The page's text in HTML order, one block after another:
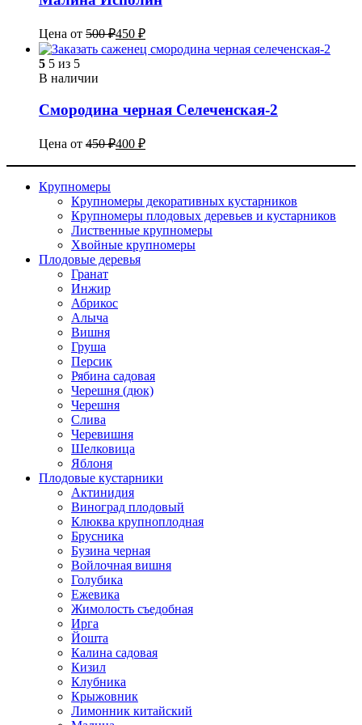
Цена от 500₽450 ₽
5 5 из 5
В наличии
Смородина черная Селеченская-2
Цена от 450₽400 ₽
Крупномеры
Крупномеры декоративных кустарников
Крупномеры плодовых деревьев и кустарников
Лиственные крупномеры
Хвойные крупномеры
Плодовые деревья
Гранат
Инжир
Абрикос
Алыча
Вишня
Груша
Персик
Рябина садовая
Черешня (дюк)
Черешня
Слива
Черевишня
Шелковица
Яблоня
Плодовые кустарники
Актинидия
Виноград плодовый
Клюква крупноплодная
Брусника
Бузина черная
Войлочная вишня
Голубика
Ежевика
Жимолость съедобная
Ирга
Йошта
Калина садовая
Кизил
Клубника
Крыжовник
Лимонник китайский